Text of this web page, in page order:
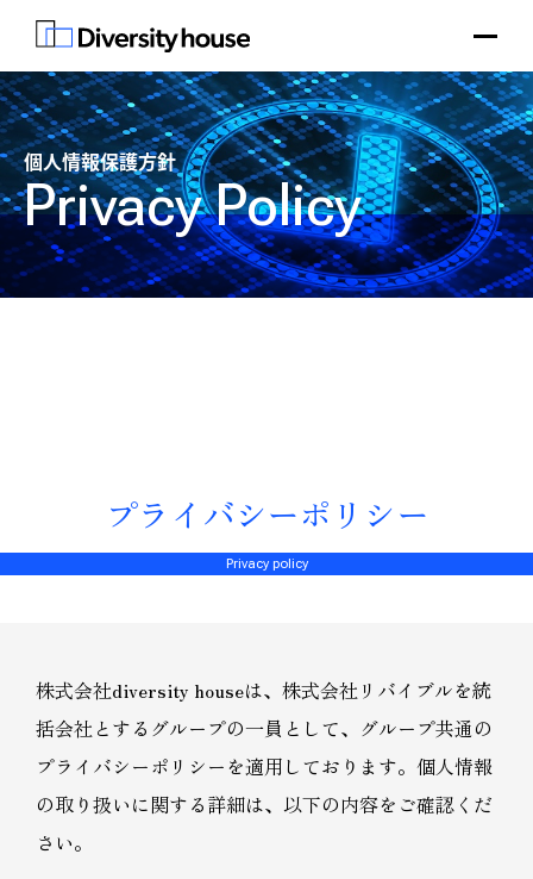
個人情報保護方針
Privacy Policy
プライバシーポリシー
Privacy policy
株式会社diversity houseは、株式会社リバイブルを統
括会社とするグループの一員として、グループ共通の
プライバシーポリシーを適用しております。個人情報
の取り扱いに関する詳細は、以下の内容をご確認くだ
さい。